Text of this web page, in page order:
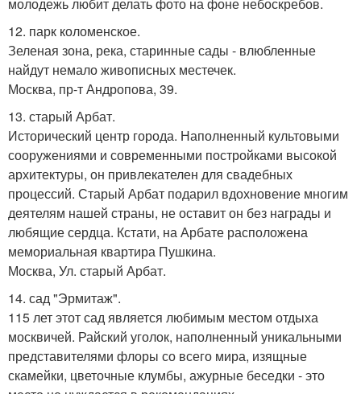
12. парк коломенское.
Зеленая зона, река, старинные сады - влюбленные
найдут немало живописных местечек.
Москва, пр-т Андропова, 39.
13. старый Арбат.
Исторический центр города. Наполненный культовыми
сооружениями и современными постройками высокой
архитектуры, он привлекателен для свадебных
процессий. Старый Арбат подарил вдохновение многим
деятелям нашей страны, не оставит он без награды и
любящие сердца. Кстати, на Арбате расположена
мемориальная квартира Пушкина.
Москва, Ул. старый Арбат.
14. сад "Эрмитаж".
115 лет этот сад является любимым местом отдыха
москвичей. Райский уголок, наполненный уникальными
представителями флоры со всего мира, изящные
скамейки, цветочные клумбы, ажурные беседки - это